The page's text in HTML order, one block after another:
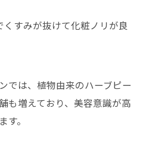
すみが抜けて化粧ノリが良
では、植物由来のハーブピー
も増えており、美容意識が高
。